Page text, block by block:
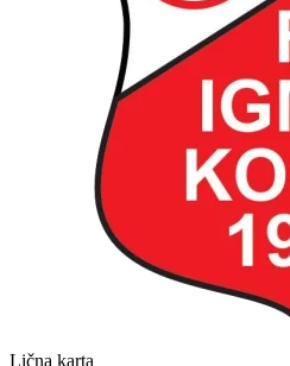
Lična karta